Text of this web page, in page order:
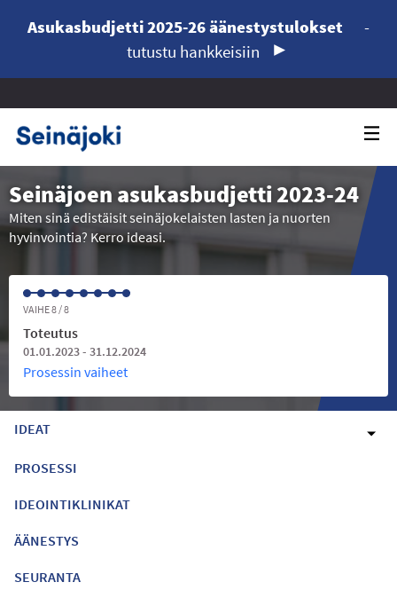
Asukasbudjetti 2025-26 äänestystulokset
-
tutustu hankkeisiin
Seinäjoen asukasbudjetti 2023-24
Miten sinä edistäisit seinäjokelaisten lasten ja nuorten
hyvinvointia? Kerro ideasi.
VAIHE 8 / 8
Toteutus
01.01.2023 - 31.12.2024
Prosessin vaiheet
IDEAT
PROSESSI
IDEOINTIKLINIKAT
ÄÄNESTYS
SEURANTA